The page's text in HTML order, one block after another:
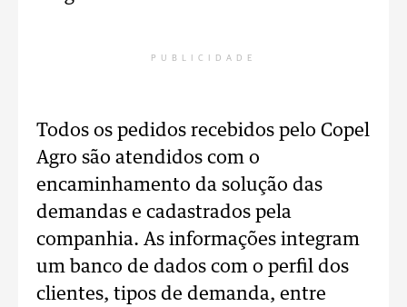
PUBLICIDADE
Todos os pedidos recebidos pelo Copel
Agro são atendidos com o
encaminhamento da solução das
demandas e cadastrados pela
companhia. As informações integram
um banco de dados com o perfil dos
clientes, tipos de demanda, entre